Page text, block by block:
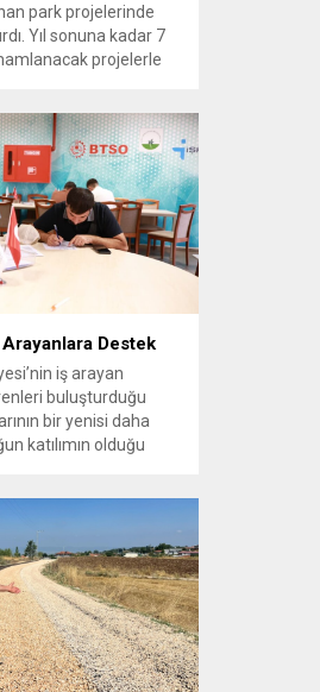
park projelerinde
Yıl sonuna kadar 7
projelerle
kişi başına düşen
ve
alanları sunmak
çalışmalarını
Arayanlara Destek
iş arayan
buluşturduğu
bir yenisi daha
katılımın olduğu
iş sahibi oldu.
Bursa Ticaret
ve İŞKUR iş
sürdürdüğü istihdam
görmeye devam...